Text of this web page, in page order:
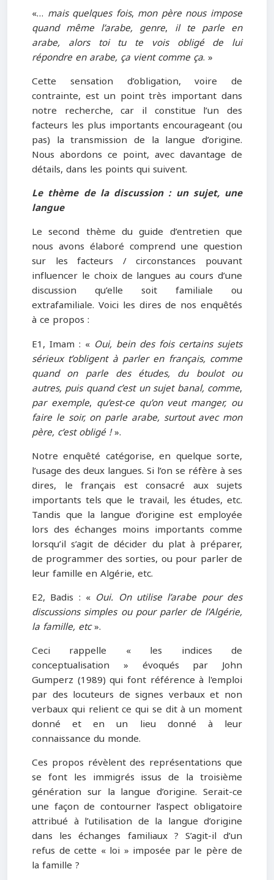
«… mais quelques fois, mon père nous impose
quand même l’arabe, genre, il te parle en
arabe, alors toi tu te vois obligé de lui
répondre en arabe, ça vient comme ça. »
Cette sensation d’obligation, voire de
contrainte, est un point très important dans
notre recherche, car il constitue l’un des
facteurs les plus importants encourageant (ou
pas) la transmission de la langue d’origine.
Nous abordons ce point, avec davantage de
détails, dans les points qui suivent.
Le thème de la discussion : un sujet, une
langue
Le second thème du guide d’entretien que
nous avons élaboré comprend une question
sur les facteurs / circonstances pouvant
influencer le choix de langues au cours d’une
discussion qu’elle soit familiale ou
extrafamiliale. Voici les dires de nos enquêtés
à ce propos :
E1, Imam : « Oui, bein des fois certains sujets
sérieux t’obligent à parler en français, comme
quand on parle des études, du boulot ou
autres, puis quand c’est un sujet banal, comme,
par exemple, qu’est-ce qu’on veut manger, ou
faire le soir, on parle arabe, surtout avec mon
père, c’est obligé !».
Notre enquêté catégorise, en quelque sorte,
l’usage des deux langues. Si l’on se réfère à ses
dires, le français est consacré aux sujets
importants tels que le travail, les études, etc.
Tandis que la langue d’origine est employée
lors des échanges moins importants comme
lorsqu’il s’agit de décider du plat à préparer,
de programmer des sorties, ou pour parler de
leur famille en Algérie, etc.
E2, Badis : « Oui. On utilise l’arabe pour des
discussions simples ou pour parler de l’Algérie,
la famille, etc».
Ceci rappelle « les indices de
conceptualisation » évoqués par John
Gumperz (1989) qui font référence à l'emploi
par des locuteurs de signes verbaux et non
verbaux qui relient ce qui se dit à un moment
donné et en un lieu donné à leur
connaissance du monde.
Ces propos révèlent des représentations que
se font les immigrés issus de la troisième
génération sur la langue d’origine. Serait-ce
une façon de contourner l’aspect obligatoire
attribué à l’utilisation de la langue d’origine
dans les échanges familiaux ? S’agit-il d’un
refus de cette « loi » imposée par le père de
la famille ?